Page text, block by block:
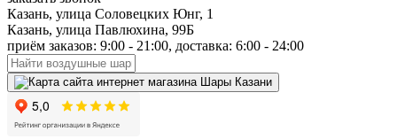
Казань, улица Соловецких Юнг, 1
Казань, улица Павлюхина, 99Б
приём заказов: 9:00 - 21:00, доставка: 6:00 - 24:00